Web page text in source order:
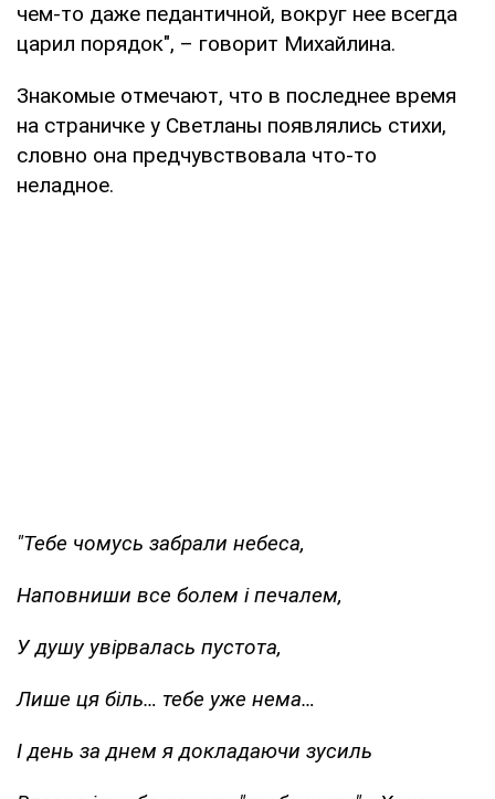
чем-то даже педантичной, вокруг нее всегда
царил порядок", – говорит Михайлина.
Знакомые отмечают, что в последнее время
на страничке у Светланы появлялись стихи,
словно она предчувствовала что-то
неладное.
"Тебе чомусь забрали небеса,
Наповниши все болем і печалем,
У душу увірвалась пустота,
Лише ця біль… тебе уже нема…
І день за днем я докладаючи зусиль